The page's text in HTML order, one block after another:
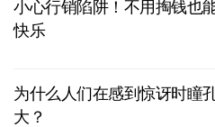
小心行销陷阱！不用掏钱也
快乐
为什么人们在感到惊讶时瞳
大？